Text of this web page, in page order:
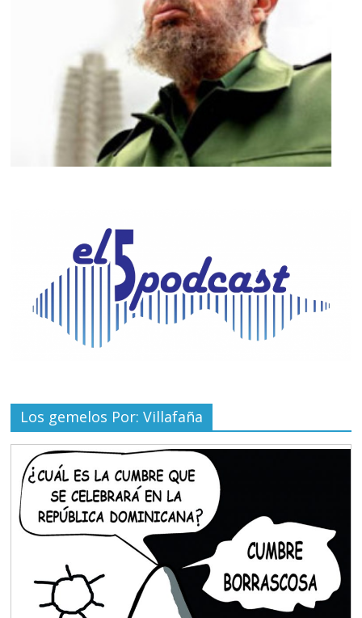
Los gemelos Por: Villafaña